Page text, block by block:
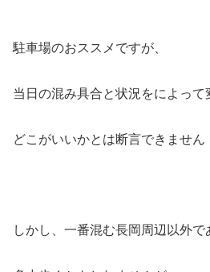
駐車場のおススメですが、
当日の混み具合と状況をによって
どこがいいかとは断言できません
しかし、一番混む長岡周辺以外で